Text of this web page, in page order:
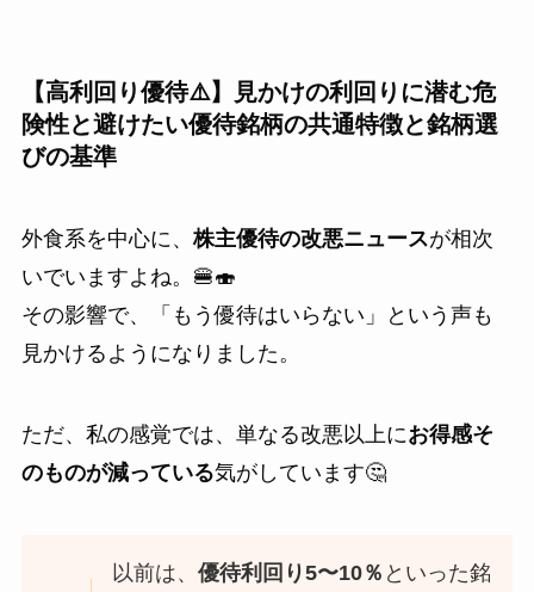
【高利回り優待⚠️】見かけの利回りに潜む危
険性と避けたい優待銘柄の共通特徴と銘柄選
びの基準
外食系を中心に、株主優待の改悪ニュースが相次
いでいますよね。🍔🍣
その影響で、「もう優待はいらない」という声も
見かけるようになりました。
ただ、私の感覚では、単なる改悪以上にお得感そ
のものが減っている気がしています🤔
以前は、優待利回り5〜10％ といった銘